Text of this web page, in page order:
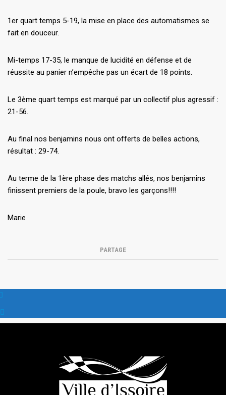
1er quart temps 5-19, la mise en place des automatismes se
fait en douceur.
Mi-temps 17-35, le manque de lucidité en défense et de
réussite au panier n’empêche pas un écart de 18 points.
Le 3ème quart temps est marqué par un collectif plus agressif :
21-56.
Au final nos benjamins nous ont offerts de belles actions,
résultat : 29-74.
Au terme de la 1ère phase des matchs allés, nos benjamins
finissent premiers de la poule, bravo les garçons!!!!
Marie
PARTAGE